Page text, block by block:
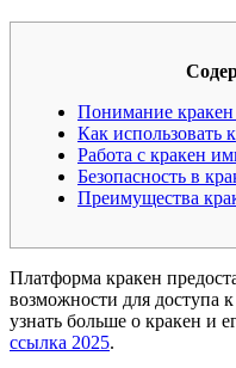
Понимание кракен
Как использовать
Работа с кракен
Безопасность в
Преимущества
Платформа кракен
возможности для доступа
узнать больше о кракен и
ссылка 2025.